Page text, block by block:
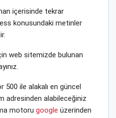
içerisinde tekrar
konusundaki metinler
web sitemizde bulunan
ile alakalı en güncel
adresinden alabileceğiniz
motoru google üzerinden